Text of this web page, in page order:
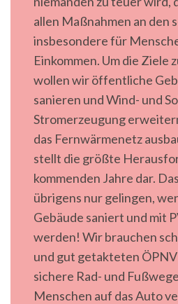
allen Maßnahmen an den
insbesondere für
Einkommen. Um die Ziele
wollen wir öffentliche
sanieren und Wind- und
Stromerzeugung
das Fernwärmenetz
stellt die größte
kommenden Jahre dar.
übrigens nur gelingen,
Gebäude saniert und mit
werden! Wir brauchen
und gut getakteten
sichere Rad- und
Menschen auf das Auto